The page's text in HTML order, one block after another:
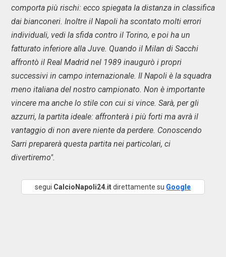
comporta più rischi: ecco spiegata la distanza in classifica
dai bianconeri. Inoltre il Napoli ha scontato molti errori
individuali, vedi la sfida contro il Torino, e poi ha un
fatturato inferiore alla Juve. Quando il Milan di Sacchi
affrontò il Real Madrid nel 1989 inaugurò i propri
successivi in campo internazionale. Il Napoli è la squadra
meno italiana del nostro campionato. Non è importante
vincere ma anche lo stile con cui si vince. Sarà, per gli
azzurri, la partita ideale: affronterà i più forti ma avrà il
vantaggio di non avere niente da perdere. Conoscendo
Sarri preparerà questa partita nei particolari, ci
divertiremo".
segui CalcioNapoli24.itdirettamente su Google